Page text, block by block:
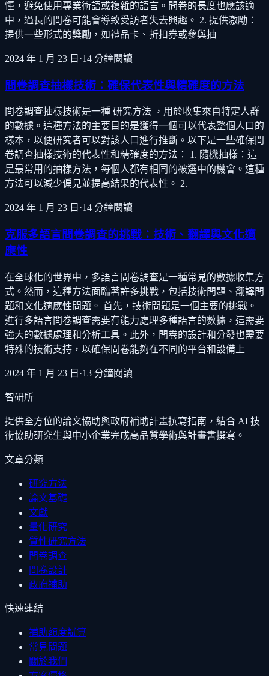
懂，避免使用專業術語或複雜的語言。問卷的長度也應該適
中，過長的問卷可能會導致受訪者失去興趣。 2. 提供激勵：
提供一些形式的獎勵，如禮品卡、折扣券或參與抽
2024 年 1 月 23 日 ·14 分鐘閱讀
問卷調查抽樣技術：確保代表性與精確度的方法
問卷調查抽樣技術是一種 研究方法 ，用於收集來自特定人群
的數據。這種方法的主要目的是獲得一個可以代表整個人口的
樣本，以便研究者可以對該人口進行推斷。以下是一些確保問
卷調查抽樣技術的代表性和精確度的方法： 1. 隨機抽樣：這
是最常用的抽樣方法，每個人都有相同的被選中的機會。這種
方法可以減少偏見並提高結果的代表性。 2.
2024 年 1 月 23 日 ·14 分鐘閱讀
克服多語言問卷調查的挑戰：技術、翻譯與文化適
應性
在全球化的世界中，多語言問卷調查是一種常見的數據收集方
式。然而，這種方法面臨著許多挑戰，包括技術問題、翻譯問
題和文化適應性問題。 首先，技術問題是一個主要的挑戰。
進行多語言問卷調查需要有能力處理多種語言的數據，這需要
強大的數據處理和分析工具。此外，問卷的設計和分發也需要
特殊的技術支持，以確保問卷能夠在不同的平台和設備上
2024 年 1 月 23 日 ·13 分鐘閱讀
智研所
提供全方位的論文協助與政府補助計畫撰寫指南，結合 AI 技
術協助研究生與中小企業完成高品質學術與計畫書撰寫。
文章分類
研究方法
論文基礎
文獻
量化研究
質性研究方法
問卷調查
問卷設計
政府補助
快速連結
補助額度試算
常見問題
關於我們